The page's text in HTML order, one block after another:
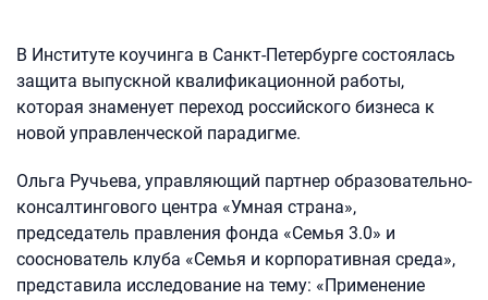
В Институте коучинга в Санкт-Петербурге состоялась
защита выпускной квалификационной работы,
которая знаменует переход российского бизнеса к
новой управленческой парадигме.
Ольга Ручьева, управляющий партнер образовательно-
консалтингового центра «Умная страна»,
председатель правления фонда «Семья 3.0» и
сооснователь клуба «Семья и корпоративная среда»,
представила исследование на тему: «Применение